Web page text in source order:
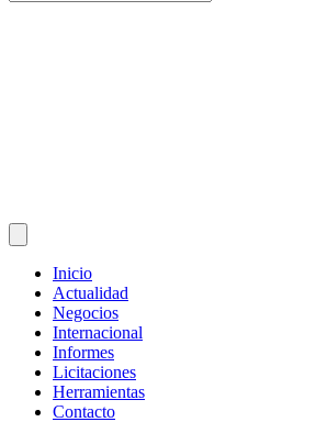
Inicio
Actualidad
Negocios
Internacional
Informes
Licitaciones
Herramientas
Contacto